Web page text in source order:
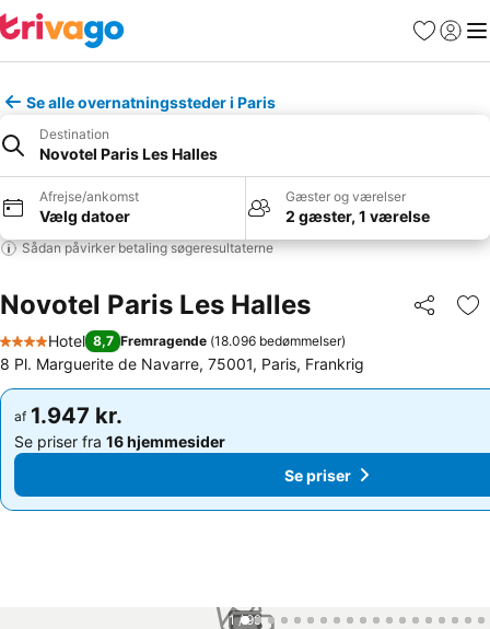
Favoritter
Log ind
Se alle overnatningssteder i Paris
Destination
Novotel Paris Les Halles
Afrejse/ankomst
Vælg datoer
Gæster og værelser
2 gæster, 1 værelse
Sådan påvirker betaling søgeresultaterne
Novotel Paris Les Halles Del
4 Stjerner
Hotel 8,7 Fremragende (18.096 bedømmelser)
8 Pl. Marguerite de Navarre, 75001, Paris, Frankrig
af 1.947 kr.
Se priser fra 16 hjemmesider
af 1.947 kr.
Se priser fra 16 hjemmesider
Se priser
1 / 99